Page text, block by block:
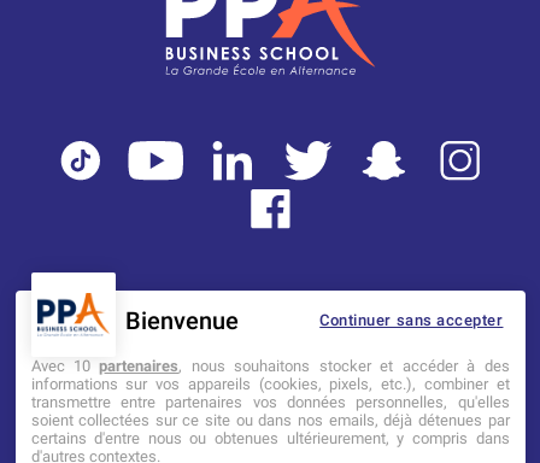
Mentions légales Tarifs CGI
Établissement d’Enseignement
Supérieur Technique Privé
Continuer sans accepter
Bienvenue
Avec 10partenaires, nous souhaitons stocker et accéder à des
informations sur vos appareils (cookies, pixels, etc.), combiner et
transmettre entre partenaires vos données personnelles, qu'elles
soient collectées sur ce site ou dans nos emails, déjà détenues par
certains d'entre nous ou obtenues ultérieurement, y compris dans
d'autres contextes.